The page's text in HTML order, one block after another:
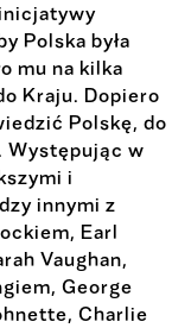
Polska była
mu na kilka
Kraju. Dopiero
Polskę, do
Występując w
i
innymi z
Earl
Vaughan,
George
Charlie